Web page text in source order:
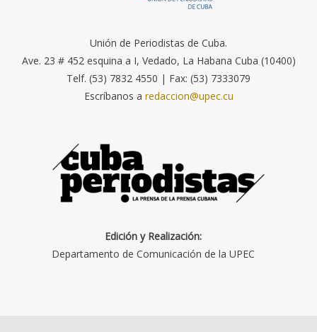
Unión de Periodistas de Cuba.
Ave. 23 # 452 esquina a I, Vedado, La Habana Cuba (10400)
Telf. (53) 7832 4550 | Fax: (53) 7333079
Escríbanos a redaccion@upec.cu
Edición y Realización:
Departamento de Comunicación de la UPEC